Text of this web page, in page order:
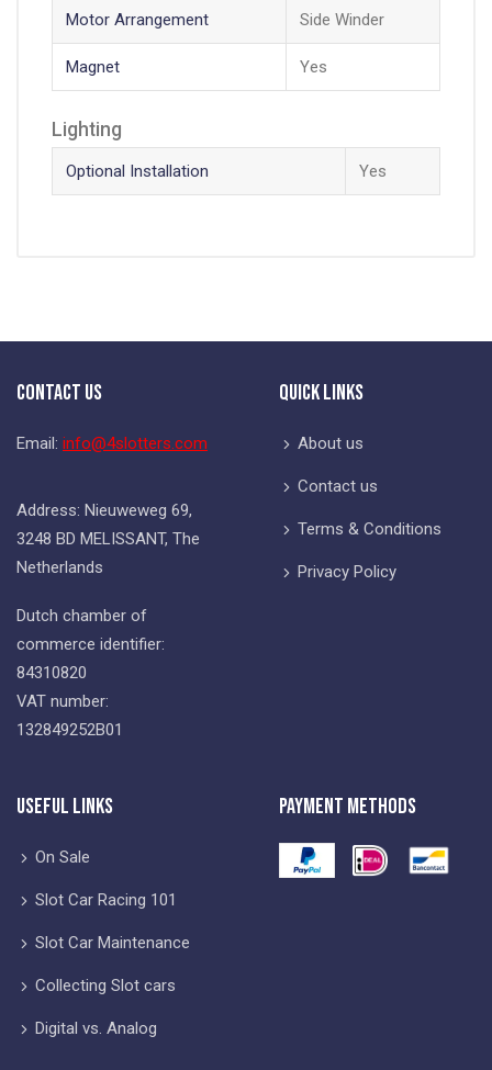
Motor Arrangement Side Winder
Magnet Yes
Lighting
Optional Installation Yes
Contact Us
Email: info@4slotters.com
Address: Nieuweweg 69,
3248 BD MELISSANT, The
Netherlands
Dutch chamber of
commerce identifier:
84310820
VAT number:
132849252B01
Quick Links
About us
Contact us
Terms & Conditions
Privacy Policy
Useful Links
On Sale
Slot Car Racing 101
Slot Car Maintenance
Collecting Slot cars
Digital vs. Analog
Payment Methods